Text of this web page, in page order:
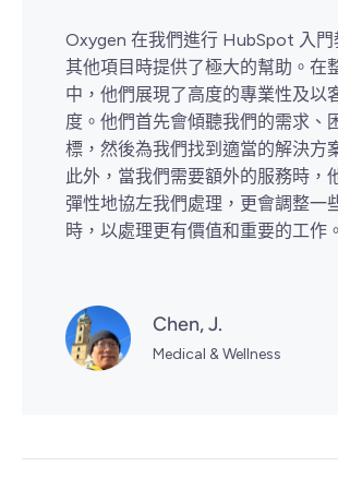
Oxygen 在我們進行 HubSpot 入門
其他項目時提供了極大的幫助。在
中，他們展現了高度的專業性及以
度。他們首先會傾聽我們的需求、
標，然後為我們找到適當的解決方
此外，當我們需要額外的服務時，
彈性地協左我們處理，更會調整一
時，以處理更有價值和重要的工作。
Chen, J.
Medical & Wellness